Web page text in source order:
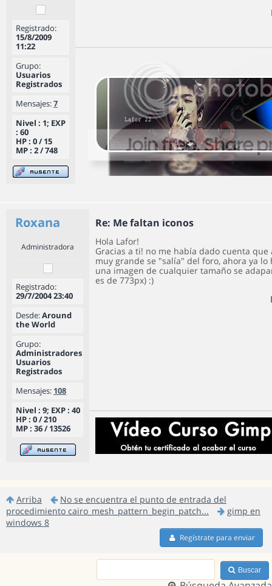
Registrado:
15/8/2009
11:22
Grupo:
Usuarios
Registrados
Mensajes:7
Nivel : 1; EXP
: 60
HP : 0 / 15
MP : 2 / 748
Roxana Re: Me faltan iconos
Administradora
Registrado:
29/7/2004 23:40
Desde:Around
the World
Grupo:
Administradores
Usuarios
Registrados
Mensajes: 108
Nivel : 9; EXP : 40
HP : 0 / 210
MP : 36 / 13526
Hola Lafor!
Gracias a ti! no me había dado cuenta
muy grande se "salía" del foro, ahora ya
una imagen de cualquier tamaño se
es de 773px) :)
Arriba
No se encuentra el punto de entrada del
procedimiento cairo_mesh_pattern_begin_patch...
gimp en
windows 8
Regístrate para enviar
Buscar